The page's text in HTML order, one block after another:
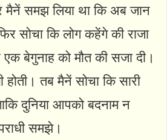
समझ लिया था कि अब जान
सोचा कि लोग कहेंगे की राजा
बेगुनाह को मौत की सजा दी।
तब मैनें सोचा कि सारी
दुनिया आपको बदनाम न
समझे।